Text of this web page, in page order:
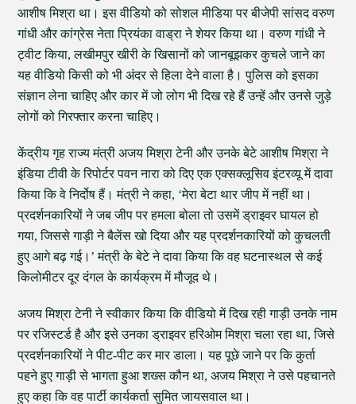
आशीष मिश्रा था। इस वीडियो को सोशल मीडिया पर बीजेपी सांसद वरुण
गांधी और कांग्रेस नेता प्रियंका वाड्रा ने शेयर किया था। वरुण गांधी ने
ट्वीट किया, लखीमपुर खीरी के खिसानों को जानबूझकर कुचले जाने का
यह वीडियो किसी को भी अंदर से हिला देने वाला है। पुलिस को इसका
संज्ञान लेना चाहिए और कार में जो लोग भी दिख रहे हैं उन्हें और उनसे जुड़े
लोगों को गिरफ्तार करना चाहिए।
केंद्रीय गृह राज्य मंत्री अजय मिश्रा टेनी और उनके बेटे आशीष मिश्रा ने
इंडिया टीवी के रिपोर्टर पवन नारा को दिए एक एक्सक्लूसिव इंटरव्यू में दावा
किया कि वे निर्दोष हैं। मंत्री ने कहा, ‘मेरा बेटा थार जीप में नहीं था।
प्रदर्शनकारियों ने जब जीप पर हमला बोला तो उसमें ड्राइवर घायल हो
गया, जिससे गाड़ी ने बैलेंस खो दिया और यह प्रदर्शनकारियों को कुचलती
हुए आगे बढ़ गई।’ मंत्री के बेटे ने दावा किया कि वह घटनास्थल से कई
किलोमीटर दूर दंगल के कार्यक्रम में मौजूद थे।
अजय मिश्रा टेनी ने स्वीकार किया कि वीडियो में दिख रही गाड़ी उनके नाम
पर रजिस्टर्ड है और इसे उनका ड्राइवर हरिओम मिश्रा चला रहा था, जिसे
प्रदर्शनकारियों ने पीट-पीट कर मार डाला। यह पूछे जाने पर कि कुर्ता
पहने हुए गाड़ी से भागता हुआ शख्स कौन था, अजय मिश्रा ने उसे पहचानते
हुए कहा कि वह पार्टी कार्यकर्ता सुमित जायसवाल था।